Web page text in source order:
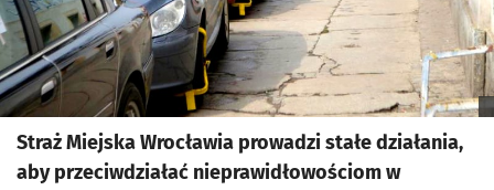
Straż Miejska Wrocławia prowadzi stałe działania,
aby przeciwdziałać nieprawidłowościom w